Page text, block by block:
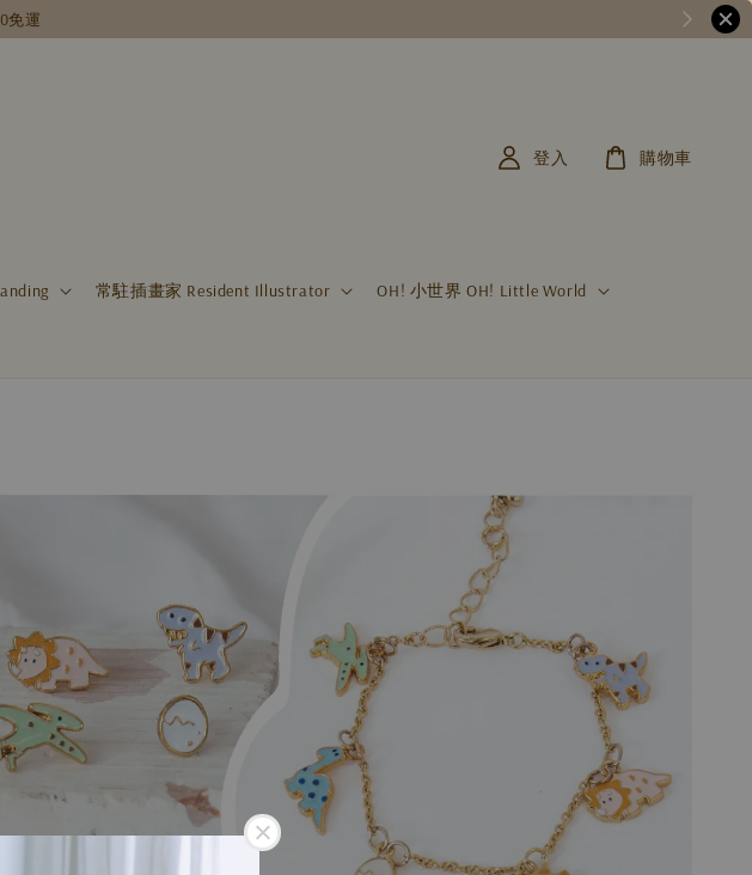
免運
常駐插畫家 Resident Illustrator OH! 小世界 OH! Little World
登入 購物車